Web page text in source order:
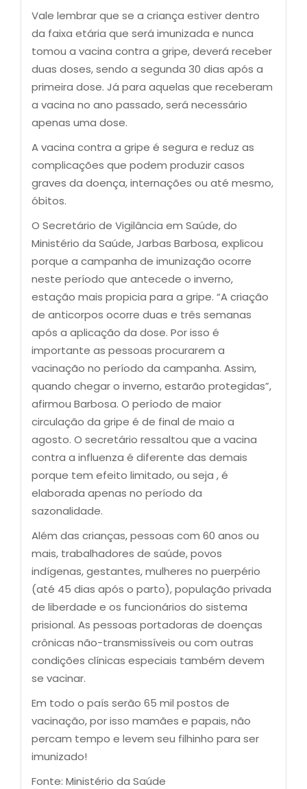
Vale lembrar que se a criança estiver dentro
da faixa etária que será imunizada e nunca
tomou a vacina contra a gripe, deverá receber
duas doses, sendo a segunda 30 dias após a
primeira dose. Já para aquelas que receberam
a vacina no ano passado, será necessário
apenas uma dose.
A vacina contra a gripe é segura e reduz as
complicações que podem produzir casos
graves da doença, internações ou até mesmo,
óbitos.
O Secretário de Vigilância em Saúde, do
Ministério da Saúde, Jarbas Barbosa, explicou
porque a campanha de imunização ocorre
neste período que antecede o inverno,
estação mais propicia para a gripe. “A criação
de anticorpos ocorre duas e três semanas
após a aplicação da dose. Por isso é
importante as pessoas procurarem a
vacinação no período da campanha. Assim,
quando chegar o inverno, estarão protegidas”,
afirmou Barbosa. O período de maior
circulação da gripe é de final de maio a
agosto. O secretário ressaltou que a vacina
contra a influenza é diferente das demais
porque tem efeito limitado, ou seja , é
elaborada apenas no período da
sazonalidade.
Além das crianças, pessoas com 60 anos ou
mais, trabalhadores de saúde, povos
indígenas, gestantes, mulheres no puerpério
(até 45 dias após o parto), população privada
de liberdade e os funcionários do sistema
prisional. As pessoas portadoras de doenças
crônicas não-transmissíveis ou com outras
condições clínicas especiais também devem
se vacinar.
Em todo o país serão 65 mil postos de
vacinação, por isso mamães e papais, não
percam tempo e levem seu filhinho para ser
imunizado!
Fonte: Ministério da Saúde